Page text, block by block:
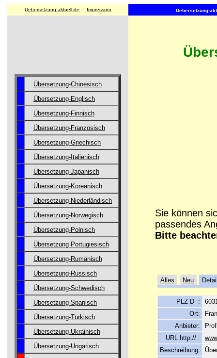
Uebersetzung-aktuell.de Impressum Uebersetzung-
Übersetzung-Chinesisch
Übersetzung-Englisch
Übersetzung-Finnisch
Übersetzung-Französisch
Übersetzung-Griechisch
Übersetzung-Italienisch
Übersetzung-Japanisch
Übersetzung-Koreanisch
Übersetzung-Niederländisch
Übersetzung-Norwegisch
Übersetzung-Polnisch
Übersetzung Portugiesisch
Übersetzung-Rumänisch
Übersetzung-Russisch
Übersetzung-Schwedisch
Übersetzung-Spanisch
Übersetzung-Türkisch
Übersetzung-Ukrainisch
Übersetzung-Ungarisch
Sie können
passendes
Bitte
Alles Neu
PLZ D- :
Ort:
Anbieter:
URL http:// :
Beschreibung: